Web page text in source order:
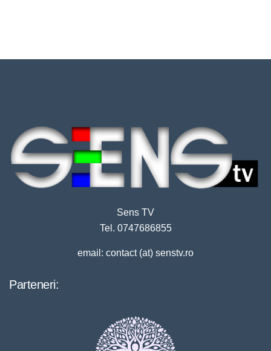
Sens TV
Tel. 0747686855
email: contact (at) senstv.ro
Parteneri: